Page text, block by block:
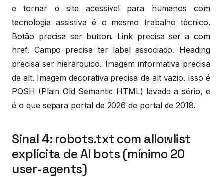
e tornar o site acessível para humanos com
tecnologia assistiva é o mesmo trabalho técnico.
Botão precisa ser button. Link precisa ser a com
href. Campo precisa ter label associado. Heading
precisa ser hierárquico. Imagem informativa precisa
de alt. Imagem decorativa precisa de alt vazio. Isso é
POSH (Plain Old Semantic HTML) levado a sério, e
é o que separa portal de 2026 de portal de 2018.
Sinal 4: robots.txt com allowlist
explícita de AI bots (mínimo 20
user-agents)